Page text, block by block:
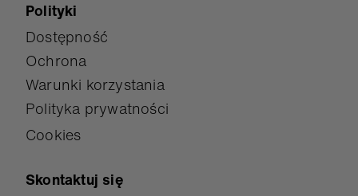
Polityki
Dostępność
Ochrona
Warunki korzystania
Polityka prywatności
Cookies
Skontaktuj się